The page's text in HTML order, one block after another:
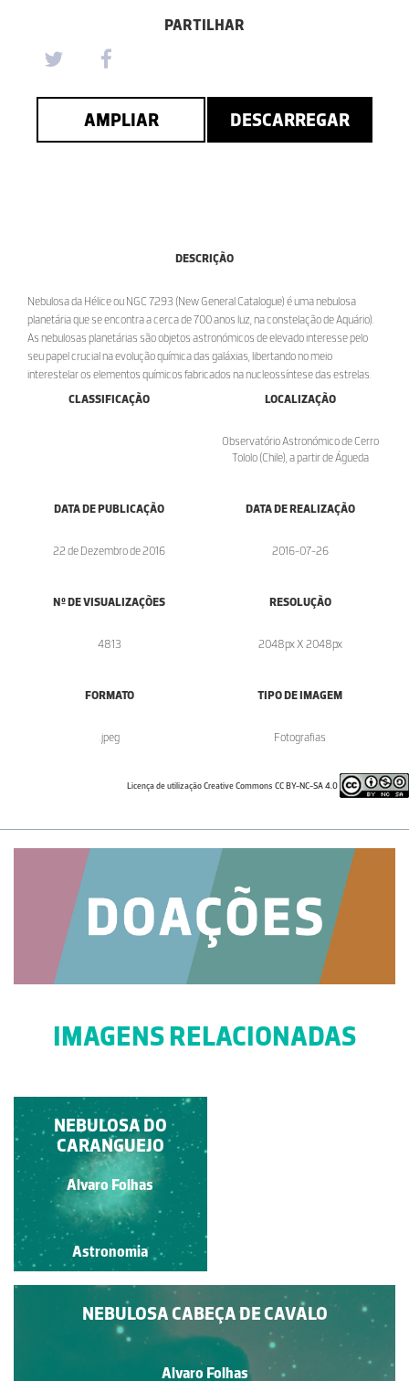
PARTILHAR
AMPLIAR DESCARREGAR
DESCRIÇÃO
Nebulosa da Hélice ou NGC 7293 (New General Catalogue) é uma nebulosa
planetária que se encontra a cerca de 700 anos luz, na constelação de Aquário).
As nebulosas planetárias são objetos astronómicos de elevado interesse pelo
seu papel crucial na evolução química das galáxias, libertando no meio
interestelar os elementos químicos fabricados na nucleossíntese das estrelas.
CLASSIFICAÇÃO
LOCALIZAÇÃO
Observatório Astronómico de Cerro
Tololo (Chile), a partir de Águeda
DATA DE PUBLICAÇÃO
22 de Dezembro de 2016
DATA DE REALIZAÇÃO
2016-07-26
Nº DE VISUALIZAÇÕES
4813
RESOLUÇÃO
2048px X 2048px
FORMATO
.jpeg
TIPO DE IMAGEM
Fotografias
Licença de utilização Creative Commons CC BY-NC-SA 4.0
IMAGENS RELACIONADAS
NEBULOSA DO
CARANGUEJO (M1)
Alvaro Folhas
Astronomia
NEBULOSA DO
CARANGUEJO
Alvaro Folhas
Astronomia
NEBULOSA CABEÇA DE CAVALO
Alvaro Folhas